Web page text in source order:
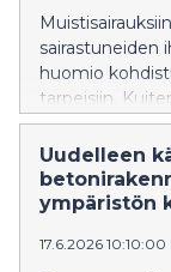
käsitys.
sairastuneiden
huomio
tarpeisiin.
huomioida
arvostuksen
vaikuttaa.
Uudelleen
ympäristön
17.6.2026 10:10:00